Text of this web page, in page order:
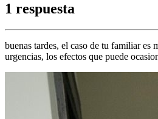
1 respuesta
buenas tardes, el caso de tu familiar es
urgencias, los efectos que puede